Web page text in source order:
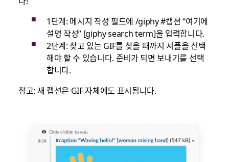
1단계: 메시지 작성 필드에 /giphy #캡션 “여기에
설명 작성” [giphy search term]을 입력합니다.
2단계: 찾고 있는 GIF를 찾을 때까지 셔플을 선택
해야 할 수 있습니다. 준비가 되면 보내기를 선택
합니다.
참고: 새 캡션은 GIF 자체에도 표시됩니다.